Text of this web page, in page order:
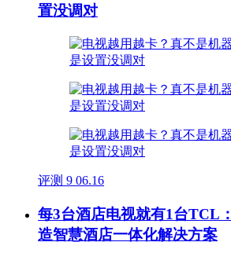
置没调对
评测 9 06.16
每3台酒店电视就有1台TCL
造智慧酒店一体化解决方案